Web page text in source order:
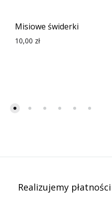
Misiowe świderki
10,00 zł
Realizujemy